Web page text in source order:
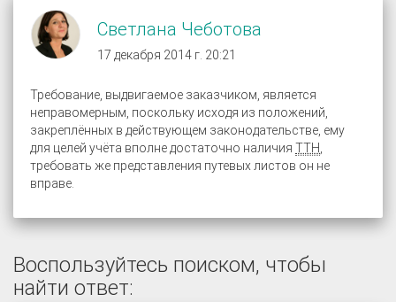
Светлана Чеботова
17 декабря 2014 г. 20:21
Требование, выдвигаемое заказчиком, является
неправомерным, поскольку исходя из положений,
закреплённых в действующем законодательстве, ему
для целей учёта вполне достаточно наличия ТТН,
требовать же представления путевых листов он не
вправе.
Воспользуйтесь поиском, чтобы
найти ответ: